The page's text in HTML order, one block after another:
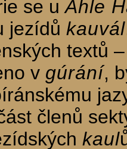
se uAhle
jezídů kauvál
textů
v gúrání,
členů
kaul